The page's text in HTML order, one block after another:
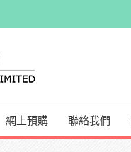
網上預購 聯絡我們